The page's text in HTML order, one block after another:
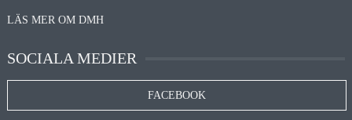
LÄS MER OM DMH
SOCIALA MEDIER
FACEBOOK